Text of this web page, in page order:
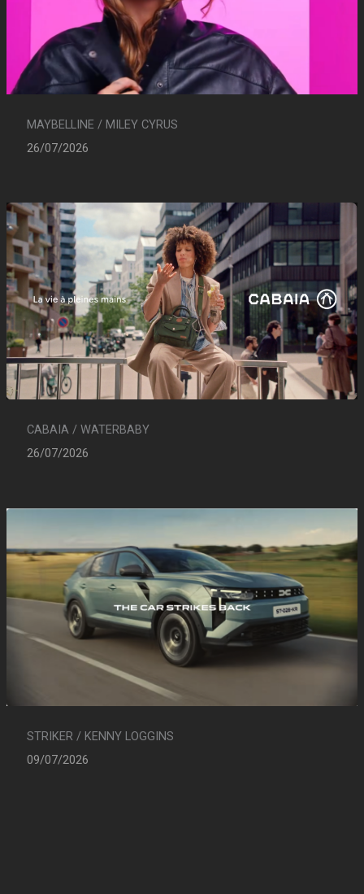
MAYBELLINE / MILEY CYRUS
26/07/2026
CABAIA / WATERBABY
26/07/2026
STRIKER / KENNY LOGGINS
09/07/2026